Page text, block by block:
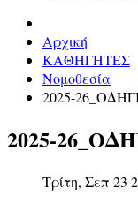
Αρχική
ΚΑΘΗΓΗΤΕΣ
Νομοθεσία
2025-
2025-
Τρίτη, Σεπ 23